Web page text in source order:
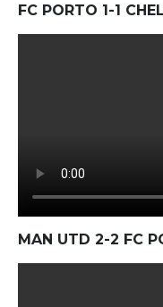
FC PORTO 1-1
MAN UTD 2-2 FC